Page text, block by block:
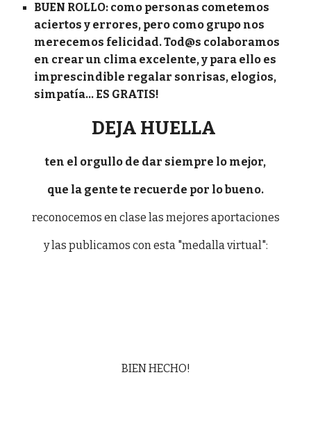
BUEN ROLLO: como personas cometemos
aciertos y errores, pero como grupo nos
merecemos felicidad. Tod@s colaboramos
en crear un clima excelente, y para ello es
imprescindible regalar sonrisas, elogios,
simpatía... ES GRATIS!
DEJA HUELLA
ten el orgullo de dar siempre lo mejor,
que la gente te recuerde por lo bueno.
reconocemos en clase las mejores aportaciones
y las publicamos con esta "medalla virtual":
BIEN HECHO!